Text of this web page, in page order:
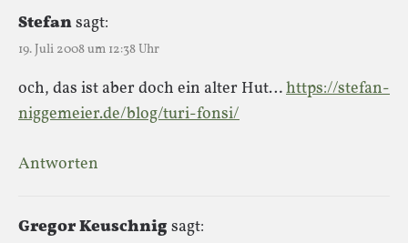
Stefansagt:
19. Juli 2008 um 12:38 Uhr
och, das ist aber doch ein alter Hut…https://stefan-
niggemeier.de/blog/turi-fonsi/
Antworten
Gregor Keuschnigsagt: